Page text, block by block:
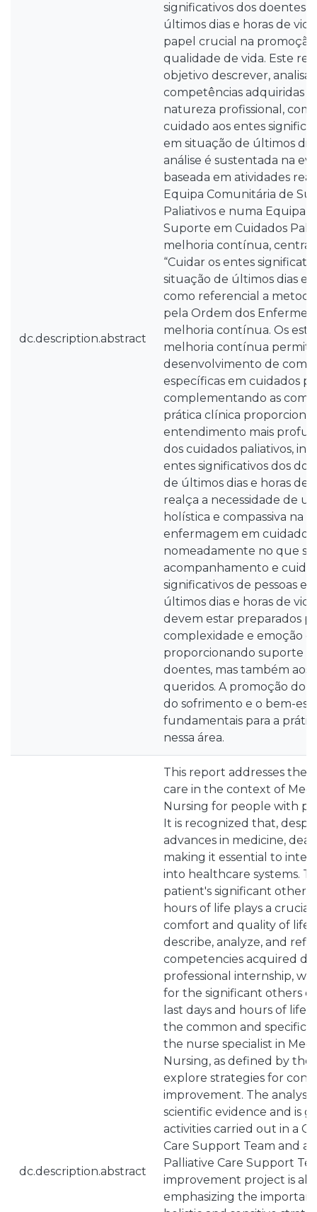
dc.description.abstract
significativos dos doentes
últimos dias e horas de
papel crucial na
qualidade de vida. Este
objetivo descrever,
competências adquiridas
natureza profissional, com
cuidado aos entes
em situação de últimos
análise é sustentada na
baseada em atividades
Equipa Comunitária de
Paliativos e numa Equipa
Suporte em Cuidados
melhoria contínua,
“Cuidar os entes
situação de últimos dias e
como referencial a
pela Ordem dos
melhoria contínua. Os
melhoria contínua
desenvolvimento de
específicas em cuidados
complementando as
prática clínica
entendimento mais
dos cuidados paliativos,
entes significativos dos
de últimos dias e horas de
realça a necessidade de
holística e compassiva na
enfermagem em cuidados
nomeadamente no que se
acompanhamento e
significativos de pessoas
últimos dias e horas de
devem estar preparados
complexidade e emoção
proporcionando suporte
doentes, mas também aos
queridos. A promoção do
do sofrimento e o bem-
fundamentais para a
nessa área.
dc.description.abstract
This report addresses the
care in the context of
Nursing for people with
It is recognized that,
advances in medicine,
making it essential to
into healthcare systems.
patient's significant others
hours of life plays a
comfort and quality of life.
describe, analyze, and
competencies acquired
professional internship,
for the significant others
last days and hours of life.
the common and specific
the nurse specialist in
Nursing, as defined by the
explore strategies for
improvement. The analysis
scientific evidence and is
activities carried out in a
Care Support Team and
Palliative Care Support
improvement project is
emphasizing the